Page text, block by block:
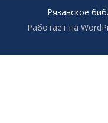
Рязанское
Работает на